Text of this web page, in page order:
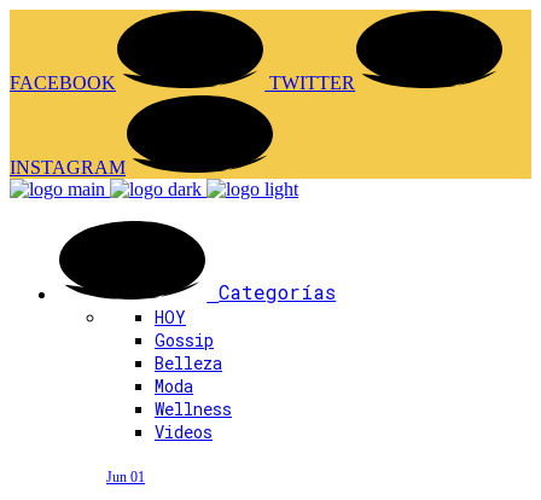
FACEBOOK TWITTER
INSTAGRAM
Categorías
HOY
Gossip
Belleza
Moda
Wellness
Videos
Jun 01